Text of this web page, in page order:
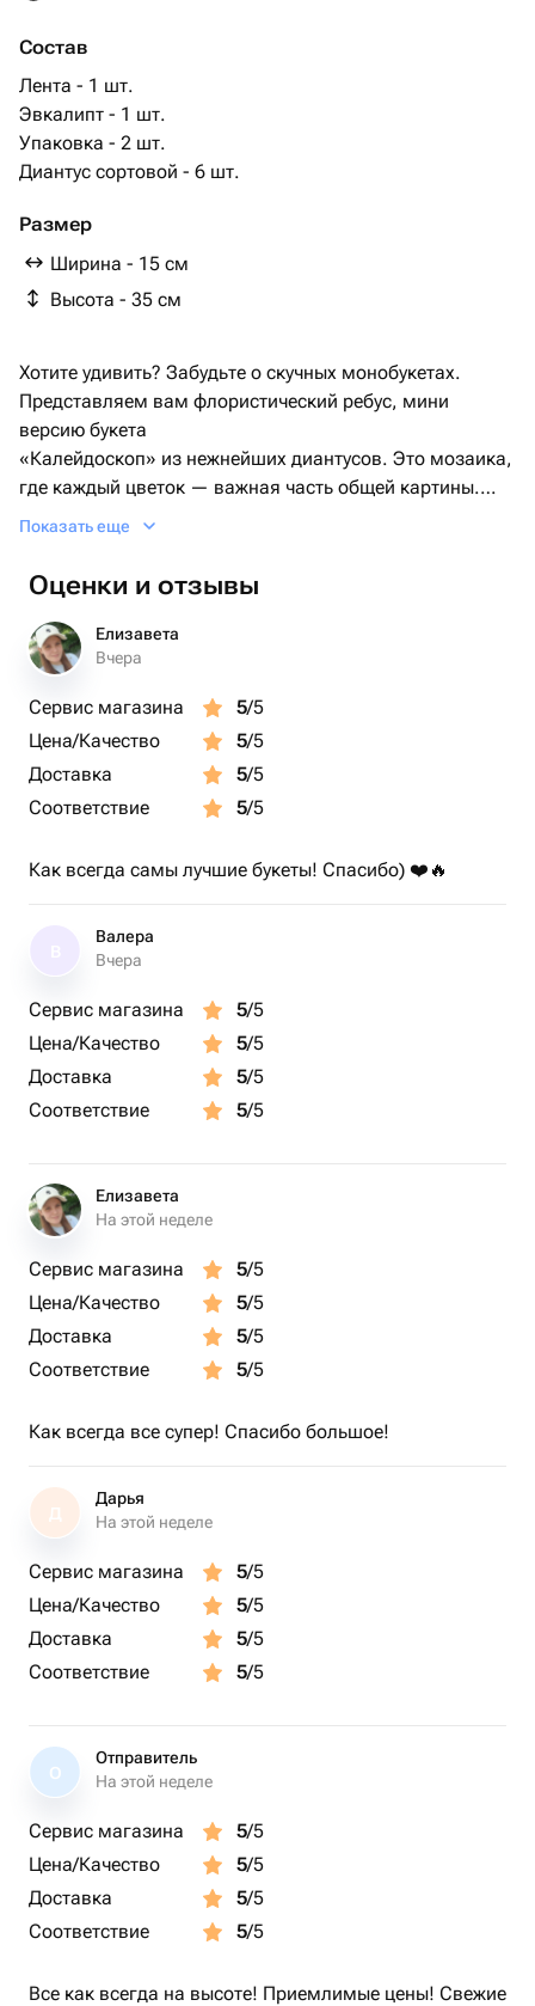
Состав
Лента - 1 шт.
Эвкалипт - 1 шт.
Упаковка - 2 шт.
Диантус сортовой - 6 шт.
Размер
Ширина - 15 см
Высота - 35 см
Хотите удивить? Забудьте о скучных монобукетах.
Представляем вам флористический ребус, мини
версию букета
«Калейдоскоп» из нежнейших диантусов. Это мозаика,
где каждый цветок — важная часть общей картины.
Живой, яркий и очень креативный подарок!
Показать еще
Оценки и отзывы
Елизавета
Вчера
Сервис магазина 5/5
Цена/Качество
5/5
Доставка
5/5
Соответствие
5/5
Как всегда самы лучшие букеты! Спасибо) ❤️🔥
Валера
Вчера
Сервис магазина 5/5
Цена/Качество
5/5
Доставка
5/5
Соответствие
5/5
Елизавета
На этой неделе
Сервис магазина 5/5
Цена/Качество
5/5
Доставка
5/5
Соответствие
5/5
Как всегда все супер! Спасибо большое!
Д
Дарья
На этой неделе
Сервис магазина 5/5
Цена/Качество
5/5
Доставка
5/5
Соответствие
5/5
О
Отправитель
На этой неделе
Сервис магазина 5/5
Цена/Качество
5/5
Доставка
5/5
Соответствие
5/5
Все как всегда на высоте! Приемлимые цены! Свежие